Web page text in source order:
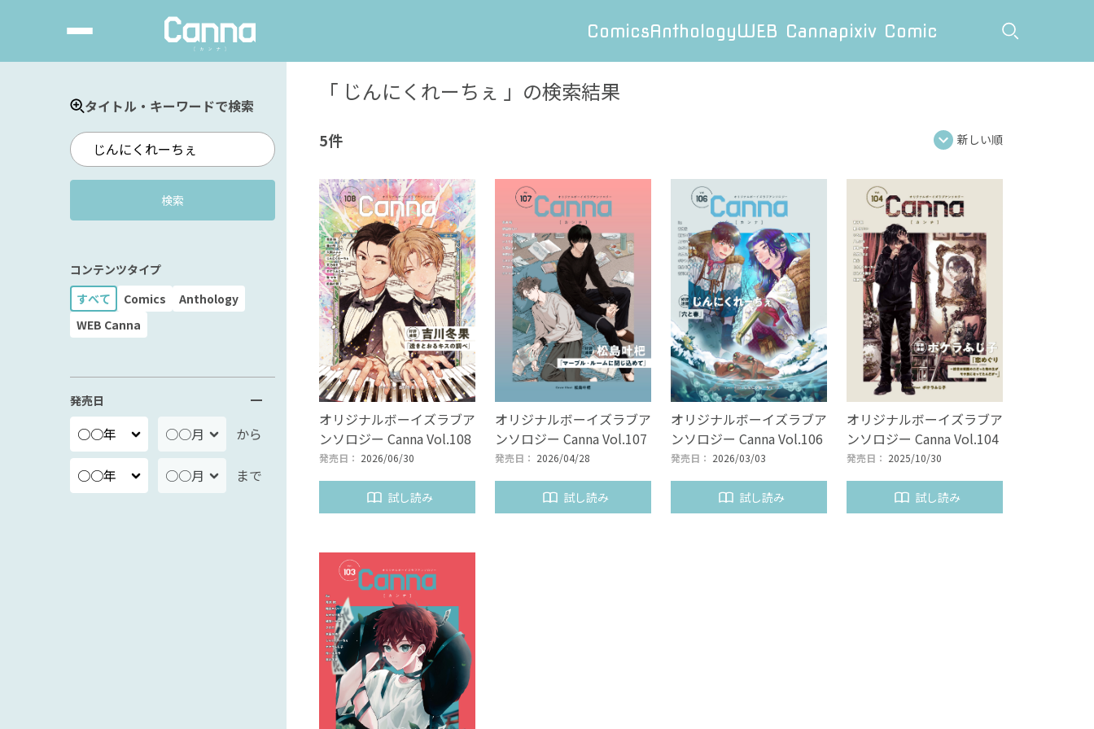
ComicsAnthologyWEB Cannapixiv Comic
タイトル・キーワードで検索
検索
コンテンツタイプ
すべて
Comics
Anthology
WEB Canna
発売日
から
まで
「 じんにくれーちぇ 」の検索結果
5件 新しい順
オリジナルボーイズラブア
ンソロジー Canna Vol.108
発売日： 2026/06/30
試し読み
オリジナルボーイズラブア
ンソロジー Canna Vol.107
発売日： 2026/04/28
試し読み
オリジナルボーイズラブア
ンソロジー Canna Vol.106
発売日： 2026/03/03
試し読み
オリジナルボーイズラブア
ンソロジー Canna Vol.104
発売日： 2025/10/30
試し読み